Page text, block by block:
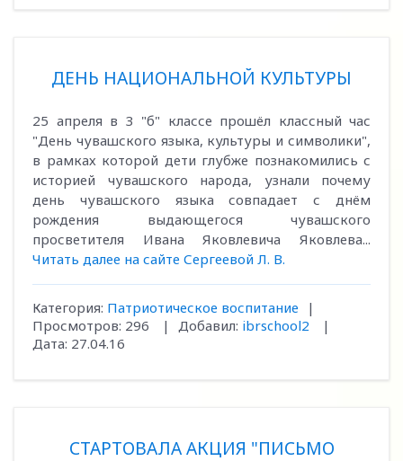
ДЕНЬ НАЦИОНАЛЬНОЙ КУЛЬТУРЫ
25 апреля в 3 "б" классе прошёл классный час
"День чувашского языка, культуры и символики",
в рамках которой дети глубже познакомились с
историей чувашского народа, узнали почему
день чувашского языка совпадает с днём
рождения выдающегося чувашского
просветителя Ивана Яковлевича Яковлева...
Читать далее на сайте Сергеевой Л. В.
Категория: Патриотическое воспитание
|
Просмотров: 296 | Добавил: ibrschool2
|
Дата: 27.04.16
СТАРТОВАЛА АКЦИЯ "ПИСЬМО